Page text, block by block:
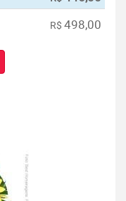
R$ 498,00